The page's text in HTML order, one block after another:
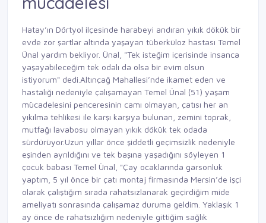
Hatay’ın Dörtyol ilçesinde harabeyi andıran yıkık dökük bir
evde zor şartlar altında yaşayan tüberküloz hastası Temel
Ünal yardım bekliyor. Ünal, "Tek isteğim içerisinde insanca
yaşayabileceğim tek odalı da olsa bir evim olsun
istiyorum" dedi.Altınçağ Mahallesi’nde ikamet eden ve
hastalığı nedeniyle çalışamayan Temel Ünal (51) yaşam
mücadelesini penceresinin camı olmayan, çatısı her an
yıkılma tehlikesi ile karşı karşıya bulunan, zemini toprak,
mutfağı lavabosu olmayan yıkık dökük tek odada
sürdürüyor.Uzun yıllar önce şiddetli geçimsizlik nedeniyle
eşinden ayrıldığını ve tek başına yaşadığını söyleyen 1
çocuk babası Temel Ünal, "Çay ocaklarında garsonluk
yaptım, 5 yıl önce bir çatı montaj firmasında Mersin’de işçi
olarak çalıştığım sırada rahatsızlanarak geçirdiğim mide
ameliyatı sonrasında çalışamaz duruma geldim. Yaklaşık 1
ay önce de rahatsızlığım nedeniyle gittiğim sağlık